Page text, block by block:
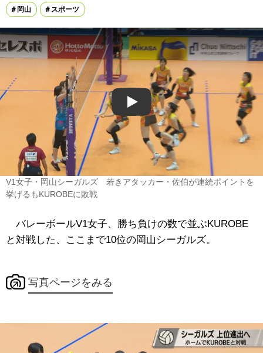
岡山
スポーツ
Play
V1女子・岡山シーガルズ 若きアタッカー・佐伯が連続ポイントを
挙げるもKUROBEに敗戦
バレーボールV1女子、勝ち負けの数で並ぶKUROBE
と対戦した、ここまで10位の岡山シーガルズ。
写真ページをみる